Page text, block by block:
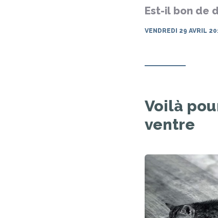
Est-il bon de
VENDREDI 29 AVRIL
Voilà
ventre